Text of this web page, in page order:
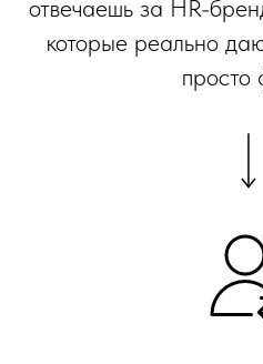
отвечаешь за HR-
которые реально
просто